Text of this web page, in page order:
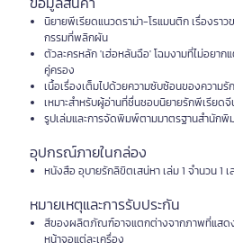
นิยายพีเรียดแนวดราม่า-โรแมนติก เรื่องรา
กรรมที่พลิกผัน
ตัวละครหลัก 'เฮ่อหลันฉือ' โฉมงามที่ไม่อยาก
คู่ครอง
เนื้อเรื่องเต็มไปด้วยความซับซ้อนของความ
เหมาะสำหรับผู้อ่านที่ชื่นชอบนิยายรักพีเรียด
รูปเล่มและการจัดพิมพ์ตามมาตรฐานสำนักพิ
อุปกรณ์ภายในกล่อง
หนังสือ อุบายรักลิขิตเสน่หา เล่ม 1 จำนวน 1 เ
หมายเหตุและการรับประกัน
สีของผลิตภัณฑ์อาจแตกต่างจากภาพที่แสด
หน้าจอแต่ละเครื่อง